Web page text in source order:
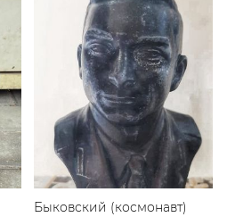
Быковский (космонавт)